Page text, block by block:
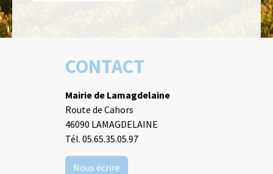
CONTACT
Mairie de Lamagdelaine
Route de Cahors
46090 LAMAGDELAINE
Tél. 05.65.35.05.97
Nous écrire